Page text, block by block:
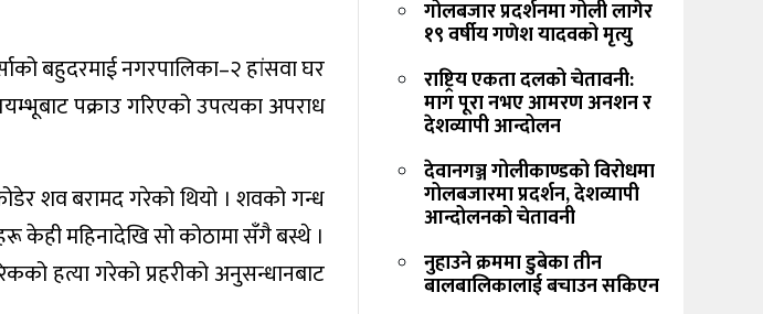
बहुदरमाई नगरपालिका–२ हांसवा घर
पक्राउ गरिएको उपत्यका अपराध
शव बरामद गरेको थियो । शवको गन्ध
केही महिनादेखि सो कोठामा सँगै बस्थे ।
हत्या गरेको प्रहरीको अनुसन्धानबाट
गोलबजार प्रदर्शनमा गोली लागेर
१९ वर्षीय गणेश यादवको मृत्यु
राष्ट्रिय एकता दलको चेतावनी:
माग पूरा नभए आमरण अनशन र
देशव्यापी आन्दोलन
देवानगञ्ज गोलीकाण्डको विरोधमा
गोलबजारमा प्रदर्शन, देशव्यापी
आन्दोलनको चेतावनी
नुहाउने क्रममा डुबेका तीन
बालबालिकालाई बचाउन सकिएन